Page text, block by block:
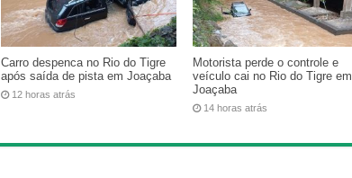
Carro despenca no Rio do Tigre
após saída de pista em Joaçaba
12 horas atrás
Motorista perde o controle e
veículo cai no Rio do Tigre em
Joaçaba
14 horas atrás